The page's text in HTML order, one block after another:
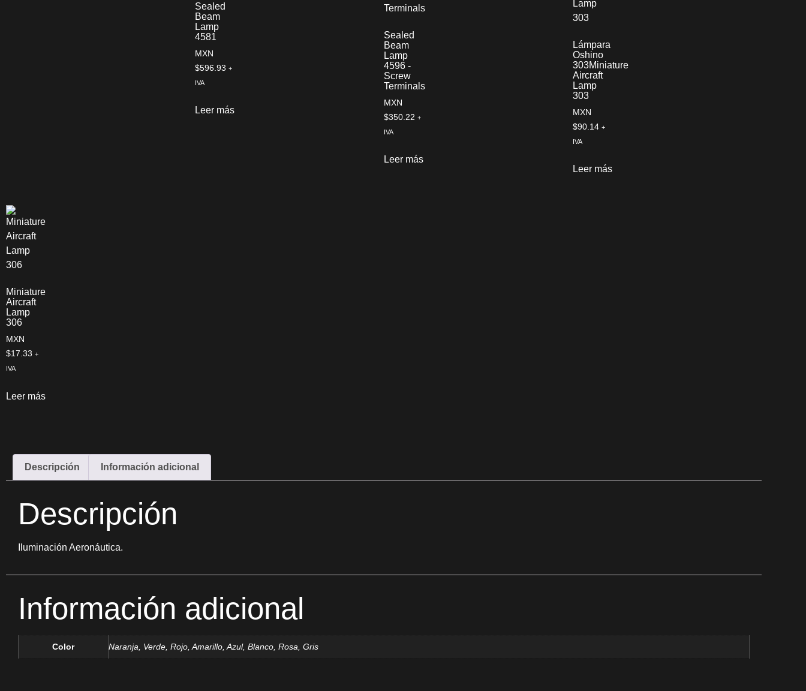
Sealed
Beam
Lamp
4581
MXN
$596.93 +
IVA
Leer más
Sealed
Beam
Lamp
4596 -
Screw
Terminals
MXN
$350.22 +
IVA
Leer más
Lámpara
Oshino
303Miniature
Aircraft
Lamp
303
MXN
$90.14 +
IVA
Leer más
Miniature
Aircraft
Lamp
306
MXN
$17.33 +
IVA
Leer más
Descripción Información adicional
Descripción
Iluminación Aeronáutica.
Información adicional
Color Naranja, Verde, Rojo, Amarillo, Azul, Blanco, Rosa, Gris